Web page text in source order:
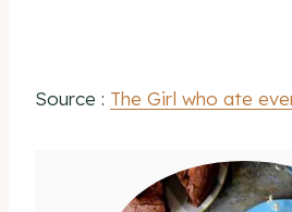
Source : The Girl who ate